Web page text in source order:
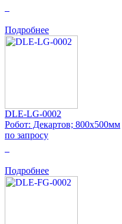
Подробнее
DLE-LG-0002
Робот: Декартов; 800x500мм
по запросу
Подробнее